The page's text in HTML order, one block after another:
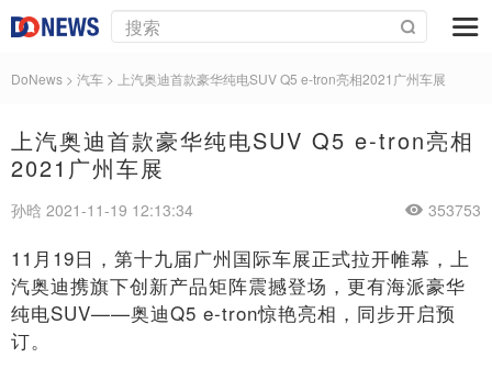
DoNews > 汽车 > 上汽奥迪首款豪华纯电SUV Q5 e-tron亮相2021广州车展
上汽奥迪首款豪华纯电SUV Q5 e-tron亮相
2021广州车展
孙晗 2021-11-19 12:13:34 353753
11月19日，第十九届广州国际车展正式拉开帷幕，上
汽奥迪携旗下创新产品矩阵震撼登场，更有海派豪华
纯电SUV——奥迪Q5 e-tron惊艳亮相，同步开启预
订。